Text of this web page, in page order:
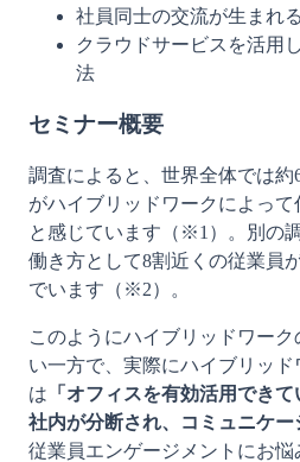
社員同士の交流が生まれ
クラウドサービスを活用
法
セミナー概要
調査によると、世界全体では
がハイブリッドワークによっ
と感じています（※1）。別の
働き方として8割近くの従業員
でいます（※2）。
このようにハイブリッドワー
い一方で、実際にハイブリッ
は 「オフィスを有効活用でき
社内が分断され、コミュニケー
従業員エンゲージメントにお